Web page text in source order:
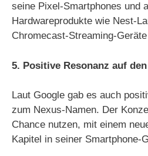
seine Pixel-Smartphones und
Hardwareprodukte wie Nest-
Chromecast-Streaming-
5. Positive Resonanz auf
Laut Google gab es auch
zum Nexus-Namen. Der
Chance nutzen, mit einem
Kapitel in seiner Smartphone-